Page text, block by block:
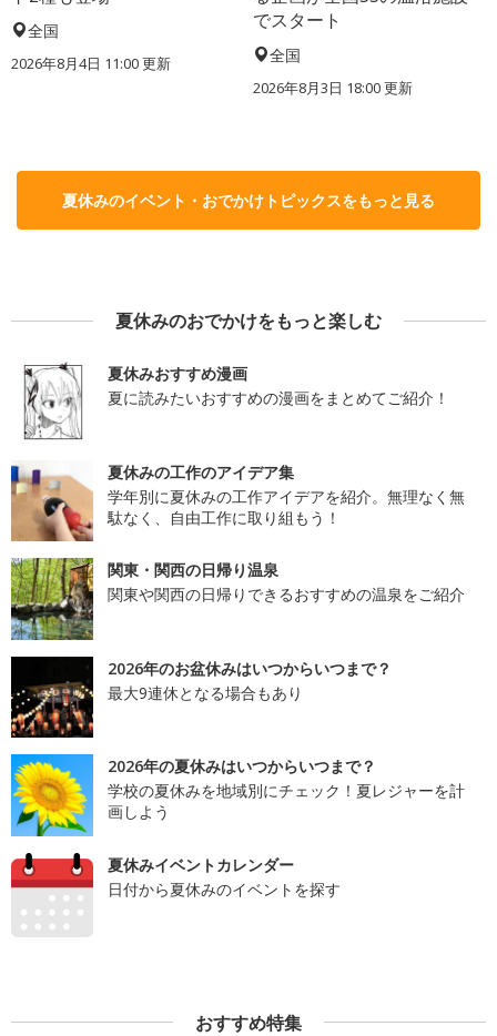
全国
2026年8月4日 11:00更新
でスタート
全国
2026年8月3日 18:00更新
夏休みのイベント・おでかけトピックスをもっと見る
夏休みのおでかけをもっと楽しむ
夏休みおすすめ漫画
夏に読みたいおすすめの漫画をまとめてご紹介！
夏休みの工作のアイデア集
学年別に夏休みの工作アイデアを紹介。無理なく無
駄なく、自由工作に取り組もう！
関東・関西の日帰り温泉
関東や関西の日帰りできるおすすめの温泉をご紹介
2026年のお盆休みはいつからいつまで？
最大9連休となる場合もあり
2026年の夏休みはいつからいつまで？
学校の夏休みを地域別にチェック！夏レジャーを計
画しよう
夏休みイベントカレンダー
日付から夏休みのイベントを探す
おすすめ特集